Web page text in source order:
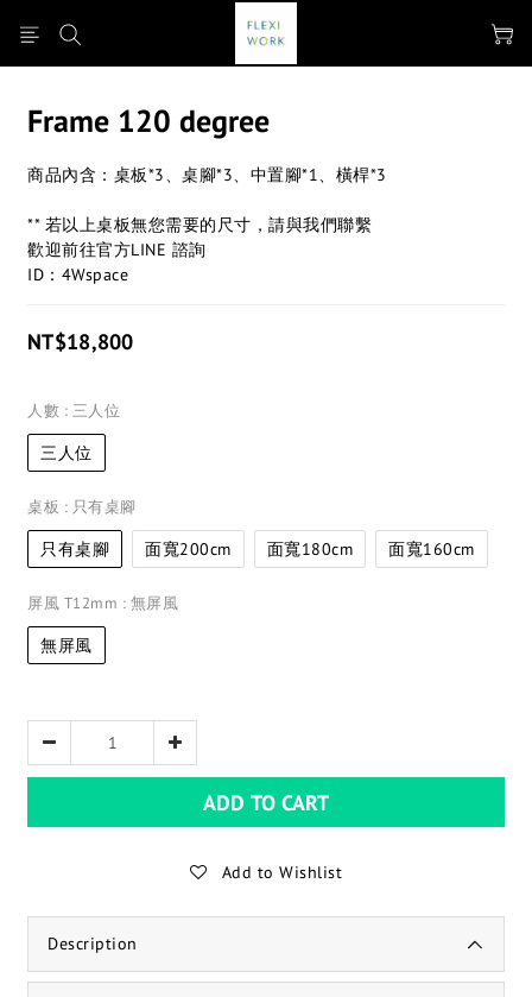
Frame 120 degree
商品內含：桌板*3、桌腳*3、中置腳*1、橫桿*3
** 若以上桌板無您需要的尺寸，請與我們聯繫
歡迎前往官方LINE 諮詢
ID：4Wspace
NT$18,800
人數 : 三人位
三人位
桌板 : 只有桌腳
只有桌腳 面寬200cm 面寬180cm 面寬160cm
屏風 T12mm : 無屏風
無屏風
ADD TO CART
Add to Wishlist
Description